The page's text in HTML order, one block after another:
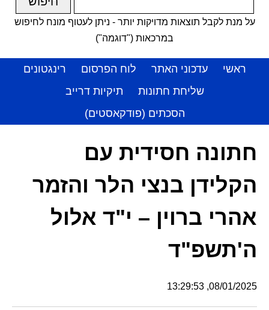
על מנת לקבל תוצאות מדויקות יותר - ניתן לעטוף מונח לחיפוש
במרכאות ("דוגמה")
ראשי עדכוני האתר לוח הפרסום
רינגטונים
שליחת חתונות
תיקיות דרייב
הסכתים (פודקאסטים)
חתונה חסידית עם
הקלידן בנצי הלר והזמר
אהרי ברוין – י"ד אלול
ה'תשפ"ד
08/01/2025, 13:29:53